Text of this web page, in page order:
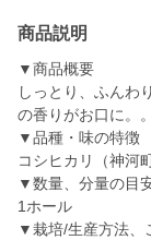
商品説明
▼商品概要
しっとり、ふんわ
の香りがお口に。。
▼品種・味の特徴
コシヒカリ（神河
▼数量、分量の目
1ホール
▼栽培/生産方法、